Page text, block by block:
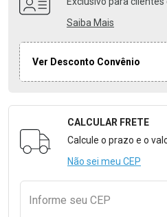
Saiba Mais
Ver Desconto Convênio
Formulário para
CALCULAR FRETE
Calcule o prazo e o
Não sei meu CEP
Informe seu CEP